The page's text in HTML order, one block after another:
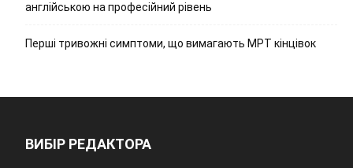
англійською на професійний рівень
Перші тривожні симптоми, що вимагають МРТ кінцівок
ВИБІР РЕДАКТОРА